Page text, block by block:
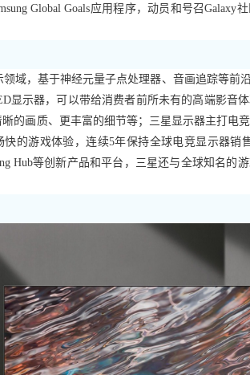
Global Goals应用程序，动员和号召Galaxy
领域，基于神经元量子点处理器、音画追踪等前
显示器，可以带给消费者前所未有的高端影音
的画质、更丰富的细节等；三星显示器主打电
快的游戏体验，连续5年保持全球电竞显示器销
Hub等创新产品和平台，三星还与全球知名的